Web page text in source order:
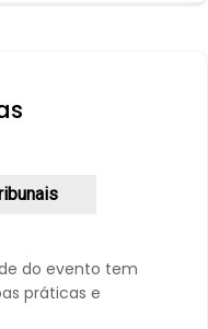
do evento tem
práticas e